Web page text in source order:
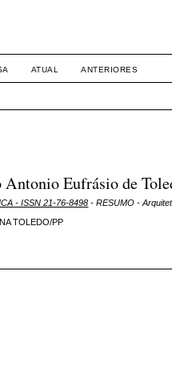
ATUAL ANTERIORES
Eufrásio de
- ISSN 21-76-8498 - RESUMO -
TOLEDO/PP